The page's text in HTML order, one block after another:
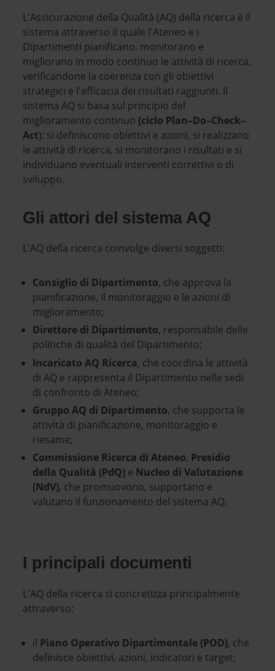
L'Assicurazione della Qualità (AQ) della ricerca è il
sistema attraverso il quale l'Ateneo e i
Dipartimenti pianificano, monitorano e
migliorano in modo continuo le attività di ricerca,
verificandone la coerenza con gli obiettivi
strategici e l'efficacia dei risultati raggiunti. Il
sistema AQ si basa sul principio del
miglioramento continuo (ciclo Plan–Do–Check–
Act): si definiscono obiettivi e azioni, si realizzano
le attività di ricerca, si monitorano i risultati e si
individuano eventuali interventi correttivi o di
sviluppo.
Gli attori del sistema AQ
L'AQ della ricerca coinvolge diversi soggetti:
Consiglio di Dipartimento, che approva la
pianificazione, il monitoraggio e le azioni di
miglioramento;
Direttore di Dipartimento, responsabile delle
politiche di qualità del Dipartimento;
Incaricato AQ Ricerca, che coordina le attività
di AQ e rappresenta il Dipartimento nelle sedi
di confronto di Ateneo;
Gruppo AQ di Dipartimento, che supporta le
attività di pianificazione, monitoraggio e
riesame;
Commissione Ricerca di Ateneo, Presidio
della Qualità (PdQ) e Nucleo di Valutazione
(NdV), che promuovono, supportano e
valutano il funzionamento del sistema AQ.
I principali documenti
L'AQ della ricerca si concretizza principalmente
attraverso:
il Piano Operativo Dipartimentale (POD), che
definisce obiettivi, azioni, indicatori e target;